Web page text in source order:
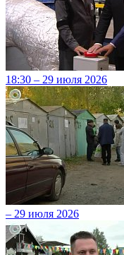
18:30 – 29 июля 2026
– 29 июля 2026